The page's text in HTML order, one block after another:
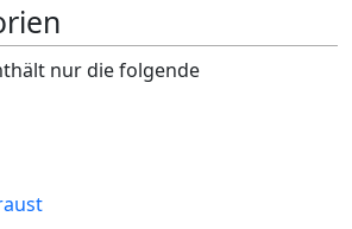
nur die folgende